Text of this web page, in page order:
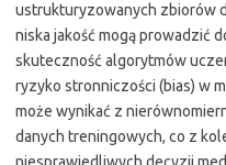
ustrukturyzowanych zbiorów
niska jakość mogą prowadzić
skuteczność algorytmów
ryzyko stronniczości (bias) w
może wynikać z
danych treningowych, co z